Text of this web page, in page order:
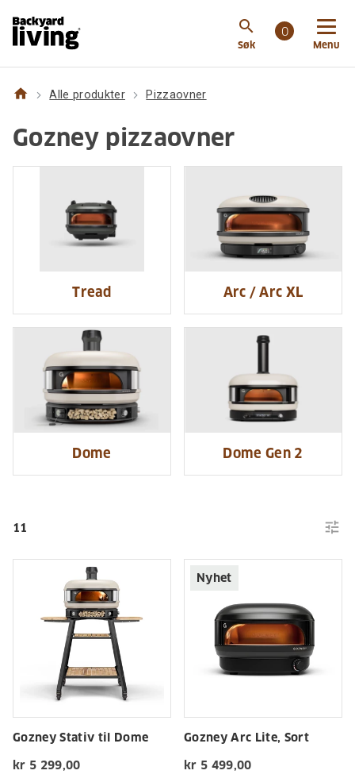
search
Søk
0
Menu
home Alle produkter Pizzaovner
Gozney pizzaovner
Tread Arc / Arc XL
Dome Dome Gen 2
11 tune
Gozney Stativ til Dome
kr 5 299,00
Nyhet
Gozney Arc Lite, Sort
kr 5 499,00